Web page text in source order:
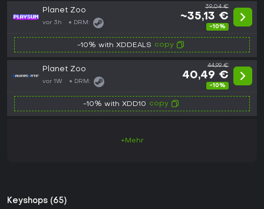
Planet Zoo
vor 3h DRM:
39,04 €
~35,13 €
-10%
-10% with XDDEALS copy
Planet Zoo
vor 1W DRM:
44,99 €
40,49 €
-10%
-10% with XDD10 copy
+Mehr
Keyshops (65)